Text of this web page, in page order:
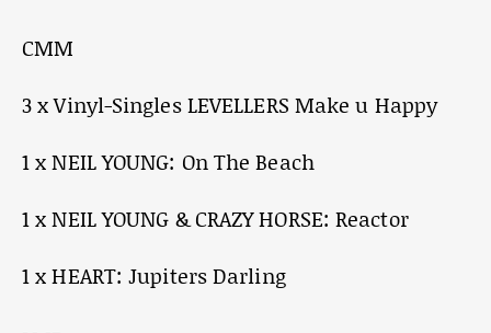
CMM
3 x Vinyl-Singles LEVELLERS Make u Happy
1 x NEIL YOUNG: On The Beach
1 x NEIL YOUNG & CRAZY HORSE: Reactor
1 x HEART: Jupiters Darling